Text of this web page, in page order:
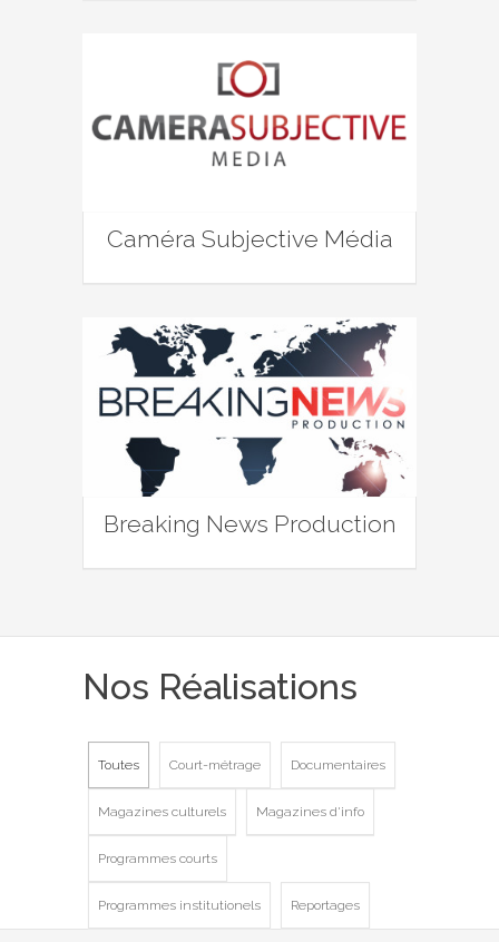
Caméra Subjective Média
Breaking News Production
Nos Réalisations
Toutes Court-métrage Documentaires
Magazines culturels Magazines d'info
Programmes courts
Programmes institutionels Reportages